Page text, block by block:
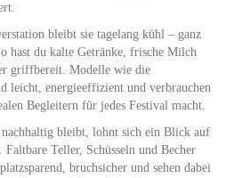
bleibt sie tagelang kühl – ganz
hast du kalte Getränke, frische Milch
griffbereit. Modelle wie die
leicht, energieeffizient und verbrauchen
Begleitern für jedes Festival macht.
nachhaltig bleibt, lohnt sich ein Blick auf
Teller, Schüsseln und Becher
bruchsicher und sehen dabei